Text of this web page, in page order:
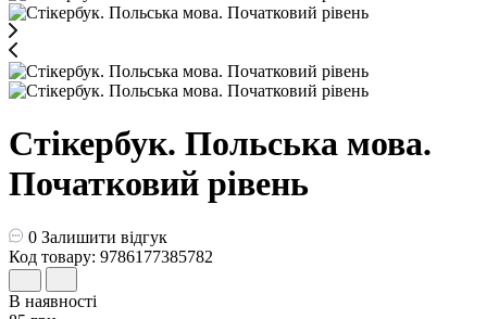
Стікербук. Польська мова.
Початковий рівень
0 Залишити відгук
Код товару: 9786177385782
В наявності